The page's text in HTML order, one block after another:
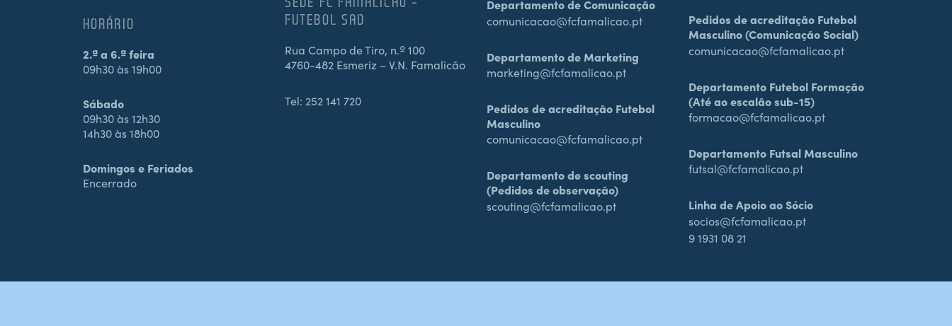
HORÁRIO
2.ª a 6.ª feira
09h30 às 19h00
Sábado
09h30 às 12h30
14h30 às 18h00
Domingos e Feriados
Encerrado
FUTEBOL SAD
Rua Campo de Tiro, n.º 100
4760-482 Esmeriz – V.N. Famalicão
Tel: 252 141 720
Departamento de Comunicação
comunicacao@fcfamalicao.pt
Departamento de Marketing
marketing@fcfamalicao.pt
Pedidos de acreditação Futebol
Masculino
comunicacao@fcfamalicao.pt
Departamento de scouting
(Pedidos de observação)
scouting@fcfamalicao.pt
Pedidos de acreditação Futebol
Masculino (Comunicação Social)
comunicacao@fcfamalicao.pt
Departamento Futebol Formação
(Até ao escalão sub-15)
formacao@fcfamalicao.pt
Departamento Futsal Masculino
futsal@fcfamalicao.pt
Linha de Apoio ao Sócio
socios@fcfamalicao.pt
9 1931 08 21